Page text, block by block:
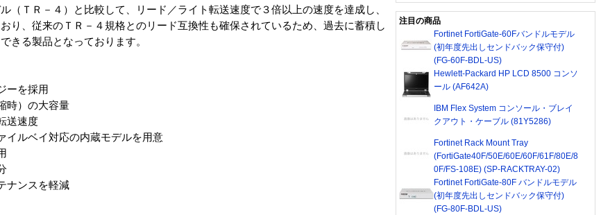
ＴＲ－４）と比較して、リード／ライト転送速度で３倍以上の速度を達成し、
り、従来のＴＲ－４規格とのリード互換性も確保されているため、過去に蓄積し
きる製品となっております。
ーを採用
時）の大容量
送速度
イルベイ対応の内蔵モデルを用意
ナンスを軽減
注目の商品
Fortinet FortiGate-60Fバンドルモデル
(初年度先出しセンドバック保守付)
(FG-60F-BDL-US)
Hewlett-Packard HP LCD 8500 コンソ
ール (AF642A)
IBM Flex System コンソール・ブレイ
クアウト・ケーブル (81Y5286)
Fortinet Rack Mount Tray
(FortiGate40F/50E/60E/60F/61F/80E/8
0F/FS-108E) (SP-RACKTRAY-02)
Fortinet FortiGate-80F バンドルモデル
(初年度先出しセンドバック保守付)
(FG-80F-BDL-US)